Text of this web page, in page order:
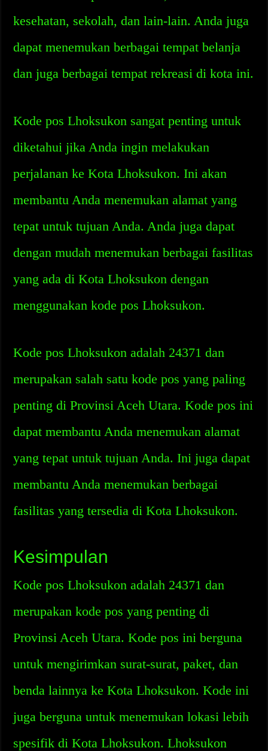
kesehatan, sekolah, dan lain-lain. Anda juga
dapat menemukan berbagai tempat belanja
dan juga berbagai tempat rekreasi di kota ini.
Kode pos Lhoksukon sangat penting untuk
diketahui jika Anda ingin melakukan
perjalanan ke Kota Lhoksukon. Ini akan
membantu Anda menemukan alamat yang
tepat untuk tujuan Anda. Anda juga dapat
dengan mudah menemukan berbagai fasilitas
yang ada di Kota Lhoksukon dengan
menggunakan kode pos Lhoksukon.
Kode pos Lhoksukon adalah 24371 dan
merupakan salah satu kode pos yang paling
penting di Provinsi Aceh Utara. Kode pos ini
dapat membantu Anda menemukan alamat
yang tepat untuk tujuan Anda. Ini juga dapat
membantu Anda menemukan berbagai
fasilitas yang tersedia di Kota Lhoksukon.
Kesimpulan
Kode pos Lhoksukon adalah 24371 dan
merupakan kode pos yang penting di
Provinsi Aceh Utara. Kode pos ini berguna
untuk mengirimkan surat-surat, paket, dan
benda lainnya ke Kota Lhoksukon. Kode ini
juga berguna untuk menemukan lokasi lebih
spesifik di Kota Lhoksukon. Lhoksukon